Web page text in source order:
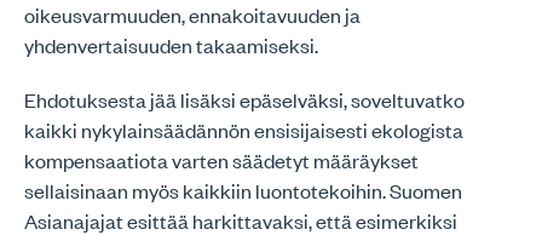
oikeusvarmuuden, ennakoitavuuden ja
yhdenvertaisuuden takaamiseksi.
Ehdotuksesta jää lisäksi epäselväksi, soveltuvatko
kaikki nykylainsäädännön ensisijaisesti ekologista
kompensaatiota varten säädetyt määräykset
sellaisinaan myös kaikkiin luontotekoihin. Suomen
Asianajajat esittää harkittavaksi, että esimerkiksi